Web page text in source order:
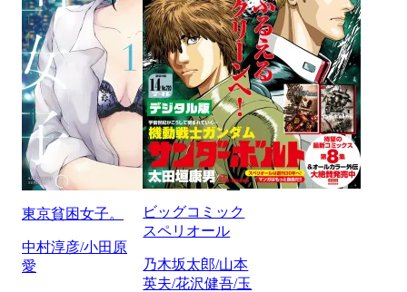
東京貧困女子。
中村淳彦/小田原
愛
ビッグコミック
スペリオール
乃木坂太郎/山本
英夫/花沢健吾/玉